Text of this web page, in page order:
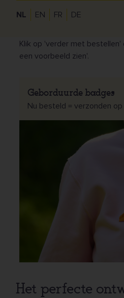
NL EN FR DE
Bereken hieronder je prijs
calculator. Wens je graag
Klik op 'verder met bestellen'
een voorbeeld zien'.
Geborduurde badges
Nu besteld = verzonden
Het perfecte